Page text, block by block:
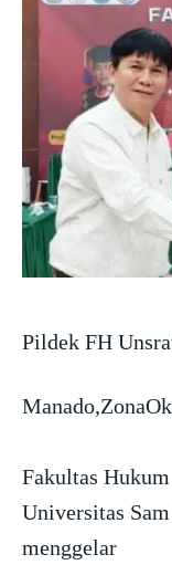
Pildek FH
Fakultas
Universitas
menggelar